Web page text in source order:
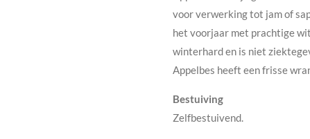
voor verwerking tot jam of
het voorjaar met prachtige
winterhard en is niet
Appelbes heeft een frisse
Bestuiving
Zelfbestuivend.